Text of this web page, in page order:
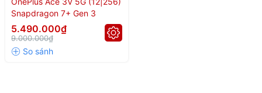
⚡Hiệu Năng: Nâng Cấp Mạnh
Mẽ
Snapdragon 7+ Gen 3
5.490.000₫
9.000.000₫